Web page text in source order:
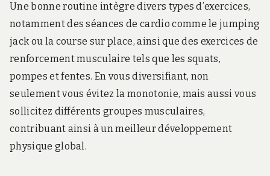
Une bonne routine intègre divers types d’exercices,
notamment des séances de cardio comme le jumping
jack ou la course sur place, ainsi que des exercices de
renforcement musculaire tels que les squats,
pompes et fentes. En vous diversifiant, non
seulement vous évitez la monotonie, mais aussi vous
sollicitez différents groupes musculaires,
contribuant ainsi à un meilleur développement
physique global.